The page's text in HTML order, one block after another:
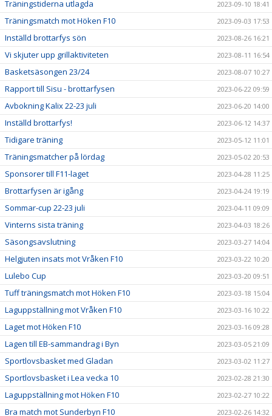
Träningstiderna utlagda 2023-09-10 18:41
Träningsmatch mot Höken F10 2023-09-03 17:53
Inställd brottarfys sön 2023-08-26 16:21
Vi skjuter upp grillaktiviteten 2023-08-11 16:54
Basketsäsongen 23/24 2023-08-07 10:27
Rapport till Sisu - brottarfysen 2023-06-22 09:59
Avbokning Kalix 22-23 juli 2023-06-20 14:00
Inställd brottarfys! 2023-06-12 14:37
Tidigare träning 2023-05-12 11:01
Träningsmatcher på lördag 2023-05-02 20:53
Sponsorer till F11-laget 2023-04-28 11:25
Brottarfysen är igång 2023-04-24 19:19
Sommar-cup 22-23 juli 2023-04-11 09:09
Vinterns sista träning 2023-04-03 18:26
Säsongsavslutning 2023-03-27 14:04
Helgjuten insats mot Vråken F10 2023-03-22 10:20
Lulebo Cup 2023-03-20 09:51
Tuff träningsmatch mot Höken F10 2023-03-18 15:04
Laguppställning mot Vråken F10 2023-03-16 10:22
Laget mot Höken F10 2023-03-16 09:28
Lagen till EB-sammandrag i Byn 2023-03-05 21:09
Sportlovsbasket med Gladan 2023-03-02 11:27
Sportlovsbasket i Lea vecka 10 2023-02-28 21:30
Laguppställning mot Höken F10 2023-02-27 10:22
Bra match mot Sunderbyn F10 2023-02-26 14:32